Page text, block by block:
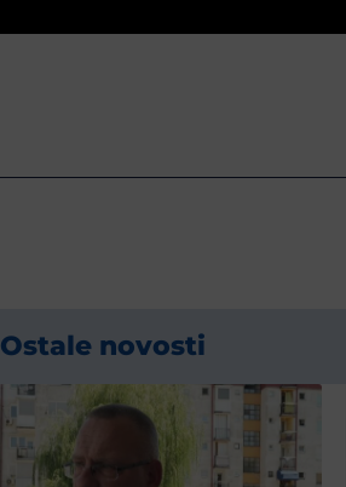
Ostale novosti